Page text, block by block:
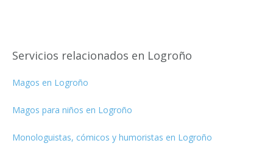
Servicios relacionados en Logroño
Magos en Logroño
Magos para niños en Logroño
Monologuistas, cómicos y humoristas en Logroño